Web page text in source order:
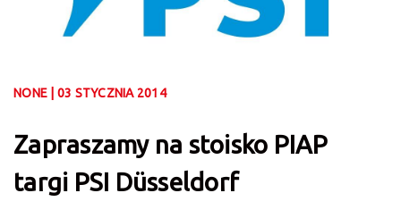
NONE | 03 STYCZNIA 2014
Zapraszamy na stoisko PIAP
targi PSI Düsseldorf